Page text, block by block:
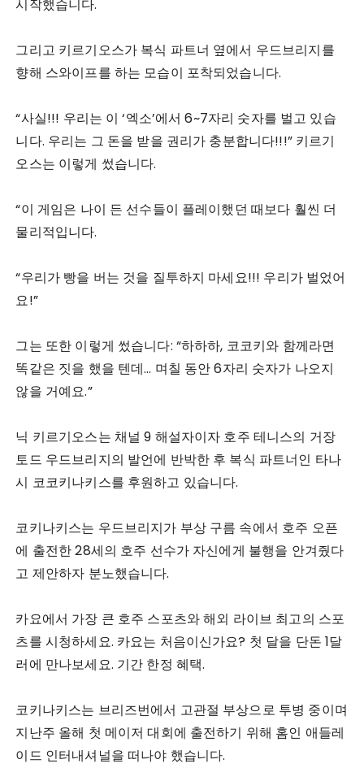
시작했습니다.
그리고 키르기오스가 복식 파트너 옆에서 우드브리지를
향해 스와이프를 하는 모습이 포착되었습니다.
“사실!!! 우리는 이 ‘엑소’에서 6~7자리 숫자를 벌고 있습
니다. 우리는 그 돈을 받을 권리가 충분합니다!!!” 키르기
오스는 이렇게 썼습니다.
“이 게임은 나이 든 선수들이 플레이했던 때보다 훨씬 더
물리적입니다.
“우리가 빵을 버는 것을 질투하지 마세요!!! 우리가 벌었어
요!”
그는 또한 이렇게 썼습니다: “하하하, 코코키와 함께라면
똑같은 짓을 했을 텐데… 며칠 동안 6자리 숫자가 나오지
않을 거예요.”
닉 키르기오스는 채널 9 해설자이자 호주 테니스의 거장
토드 우드브리지의 발언에 반박한 후 복식 파트너인 타나
시 코코키나키스를 후원하고 있습니다.
코키나키스는 우드브리지가 부상 구름 속에서 호주 오픈
에 출전한 28세의 호주 선수가 자신에게 불행을 안겨줬다
고 제안하자 분노했습니다.
카요에서 가장 큰 호주 스포츠와 해외 라이브 최고의 스포
츠를 시청하세요. 카요는 처음이신가요? 첫 달을 단돈 1달
러에 만나보세요. 기간 한정 혜택.
코키나키스는 브리즈번에서 고관절 부상으로 투병 중이며
지난주 올해 첫 메이저 대회에 출전하기 위해 홈인 애들레
이드 인터내셔널을 떠나야 했습니다.